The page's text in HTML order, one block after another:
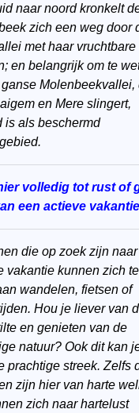
naar noord kronkelt
zich een weg door
met haar vruchtbare
en belangrijk om te
Molenbeekvallei,
en Mere slingert,
is als beschermd
volledig tot rust of
een actieve
die op zoek zijn
vakantie kunnen zich
wandelen, fietsen of
Hou je liever van
en genieten van de
natuur? Ook dit kan
prachtige streek. Zelfs
zijn hier van harte
zich naar hartelust